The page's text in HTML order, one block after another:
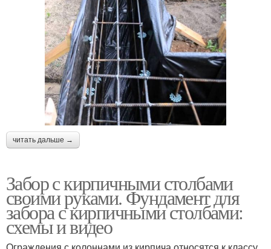
читать дальше →
Забор с кирпичными столбами
своими руками. Фундамент для
забора с кирпичными столбами:
схемы и видео